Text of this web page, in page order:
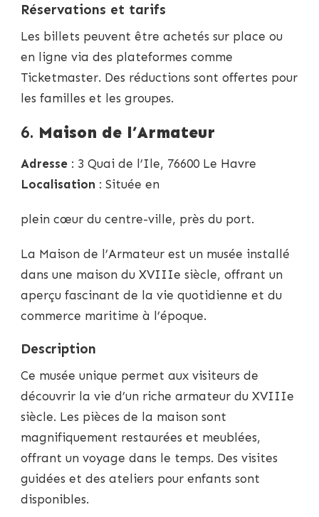
Réservations et tarifs
Les billets peuvent être achetés sur place ou
en ligne via des plateformes comme
Ticketmaster. Des réductions sont offertes pour
les familles et les groupes.
6. Maison de l’Armateur
Adresse : 3 Quai de l’Ile, 76600 Le Havre
Localisation : Située en
plein cœur du centre-ville, près du port.
La Maison de l’Armateur est un musée installé
dans une maison du XVIIIe siècle, offrant un
aperçu fascinant de la vie quotidienne et du
commerce maritime à l’époque.
Description
Ce musée unique permet aux visiteurs de
découvrir la vie d’un riche armateur du XVIIIe
siècle. Les pièces de la maison sont
magnifiquement restaurées et meublées,
offrant un voyage dans le temps. Des visites
guidées et des ateliers pour enfants sont
disponibles.